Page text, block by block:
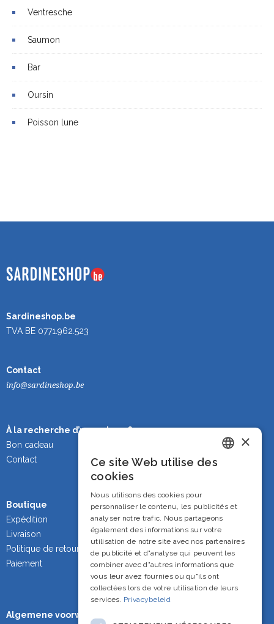
Ventresche
Saumon
Bar
Oursin
Poisson lune
Sardineshop.be
TVA BE 0771.962.523
Contact
info@sardineshop.be
À la recherche d’un cadeau ?
Bon cadeau
Contact
Boutique
Expédition
Livraison
Politique de retour
Paiement
Algemene voorwaarden
×
Ce site Web utilise des
cookies
Nous utilisons des cookies pour
personnaliser le contenu, les publicités et
analyser notre trafic. Nous partageons
également des informations sur votre
utilisation de notre site avec nos partenaires
de publicité et d"analyse qui peuvent les
combiner avec d"autres informations que
vous leur avez fournies ou qu"ils ont
collectées lors de votre utilisation de leurs
services. Privacybeleid